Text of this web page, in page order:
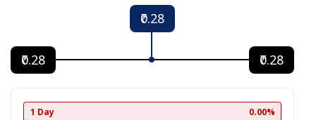
₹0.28
₹0.28 ₹0.28
1 Day 0.00%